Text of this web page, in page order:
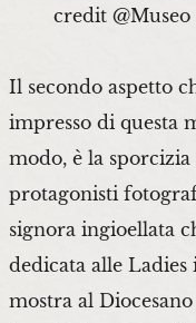
credit @Museo
Il secondo aspetto
impresso di questa
modo, è la
protagonisti
signora ingioellata
dedicata alle
mostra al